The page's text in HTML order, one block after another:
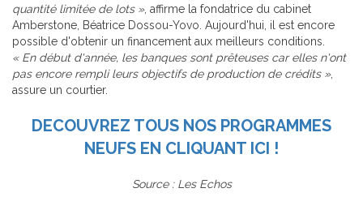
quantité limitée de lots », affirme la fondatrice du cabinet
Amberstone, Béatrice Dossou-Yovo. Aujourd'hui, il est encore
possible d'obtenir un financement aux meilleurs conditions.
« En début d'année, les banques sont prêteuses car elles n'ont
pas encore rempli leurs objectifs de production de crédits »,
assure un courtier.
DECOUVREZ TOUS NOS PROGRAMMES
NEUFS EN CLIQUANT ICI !
Source : Les Echos